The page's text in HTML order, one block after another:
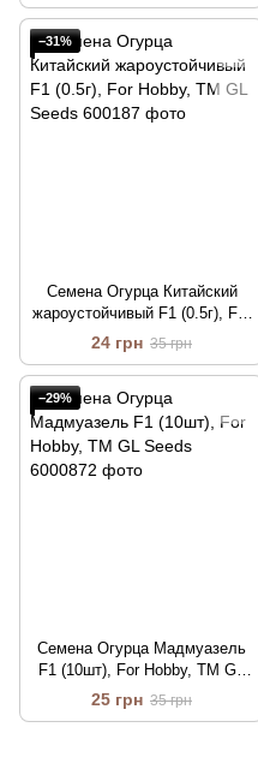
−31%
Семена Огурца Китайский
жароустойчивый F1 (0.5г), For
Hobby, TM GL Seeds
24 грн 35 грн
−29%
Семена Огурца Мадмуазель
F1 (10шт), For Hobby, TM GL
Seeds
25 грн 35 грн